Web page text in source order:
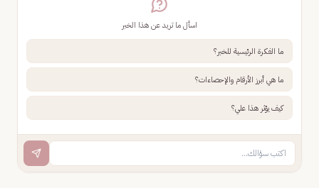
اسأل ما تريد عن هذا الخبر
ما الفكرة الرئيسية للخبر؟
ما هي أبرز الأرقام والإحصاءات؟
كيف يؤثر هذا علي؟